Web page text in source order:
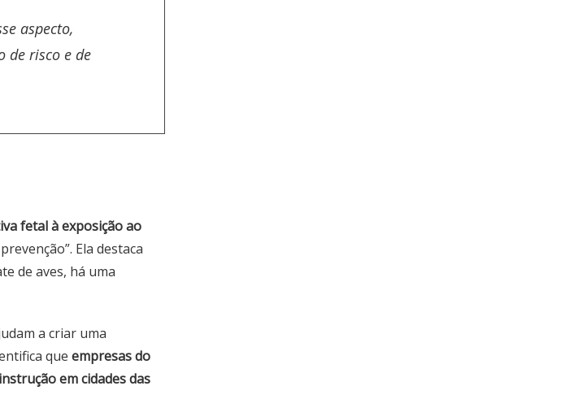
aspecto,
de risco e de
fetal à exposição ao
Ela destaca
de aves, há uma
a criar uma
que empresas do
em cidades das